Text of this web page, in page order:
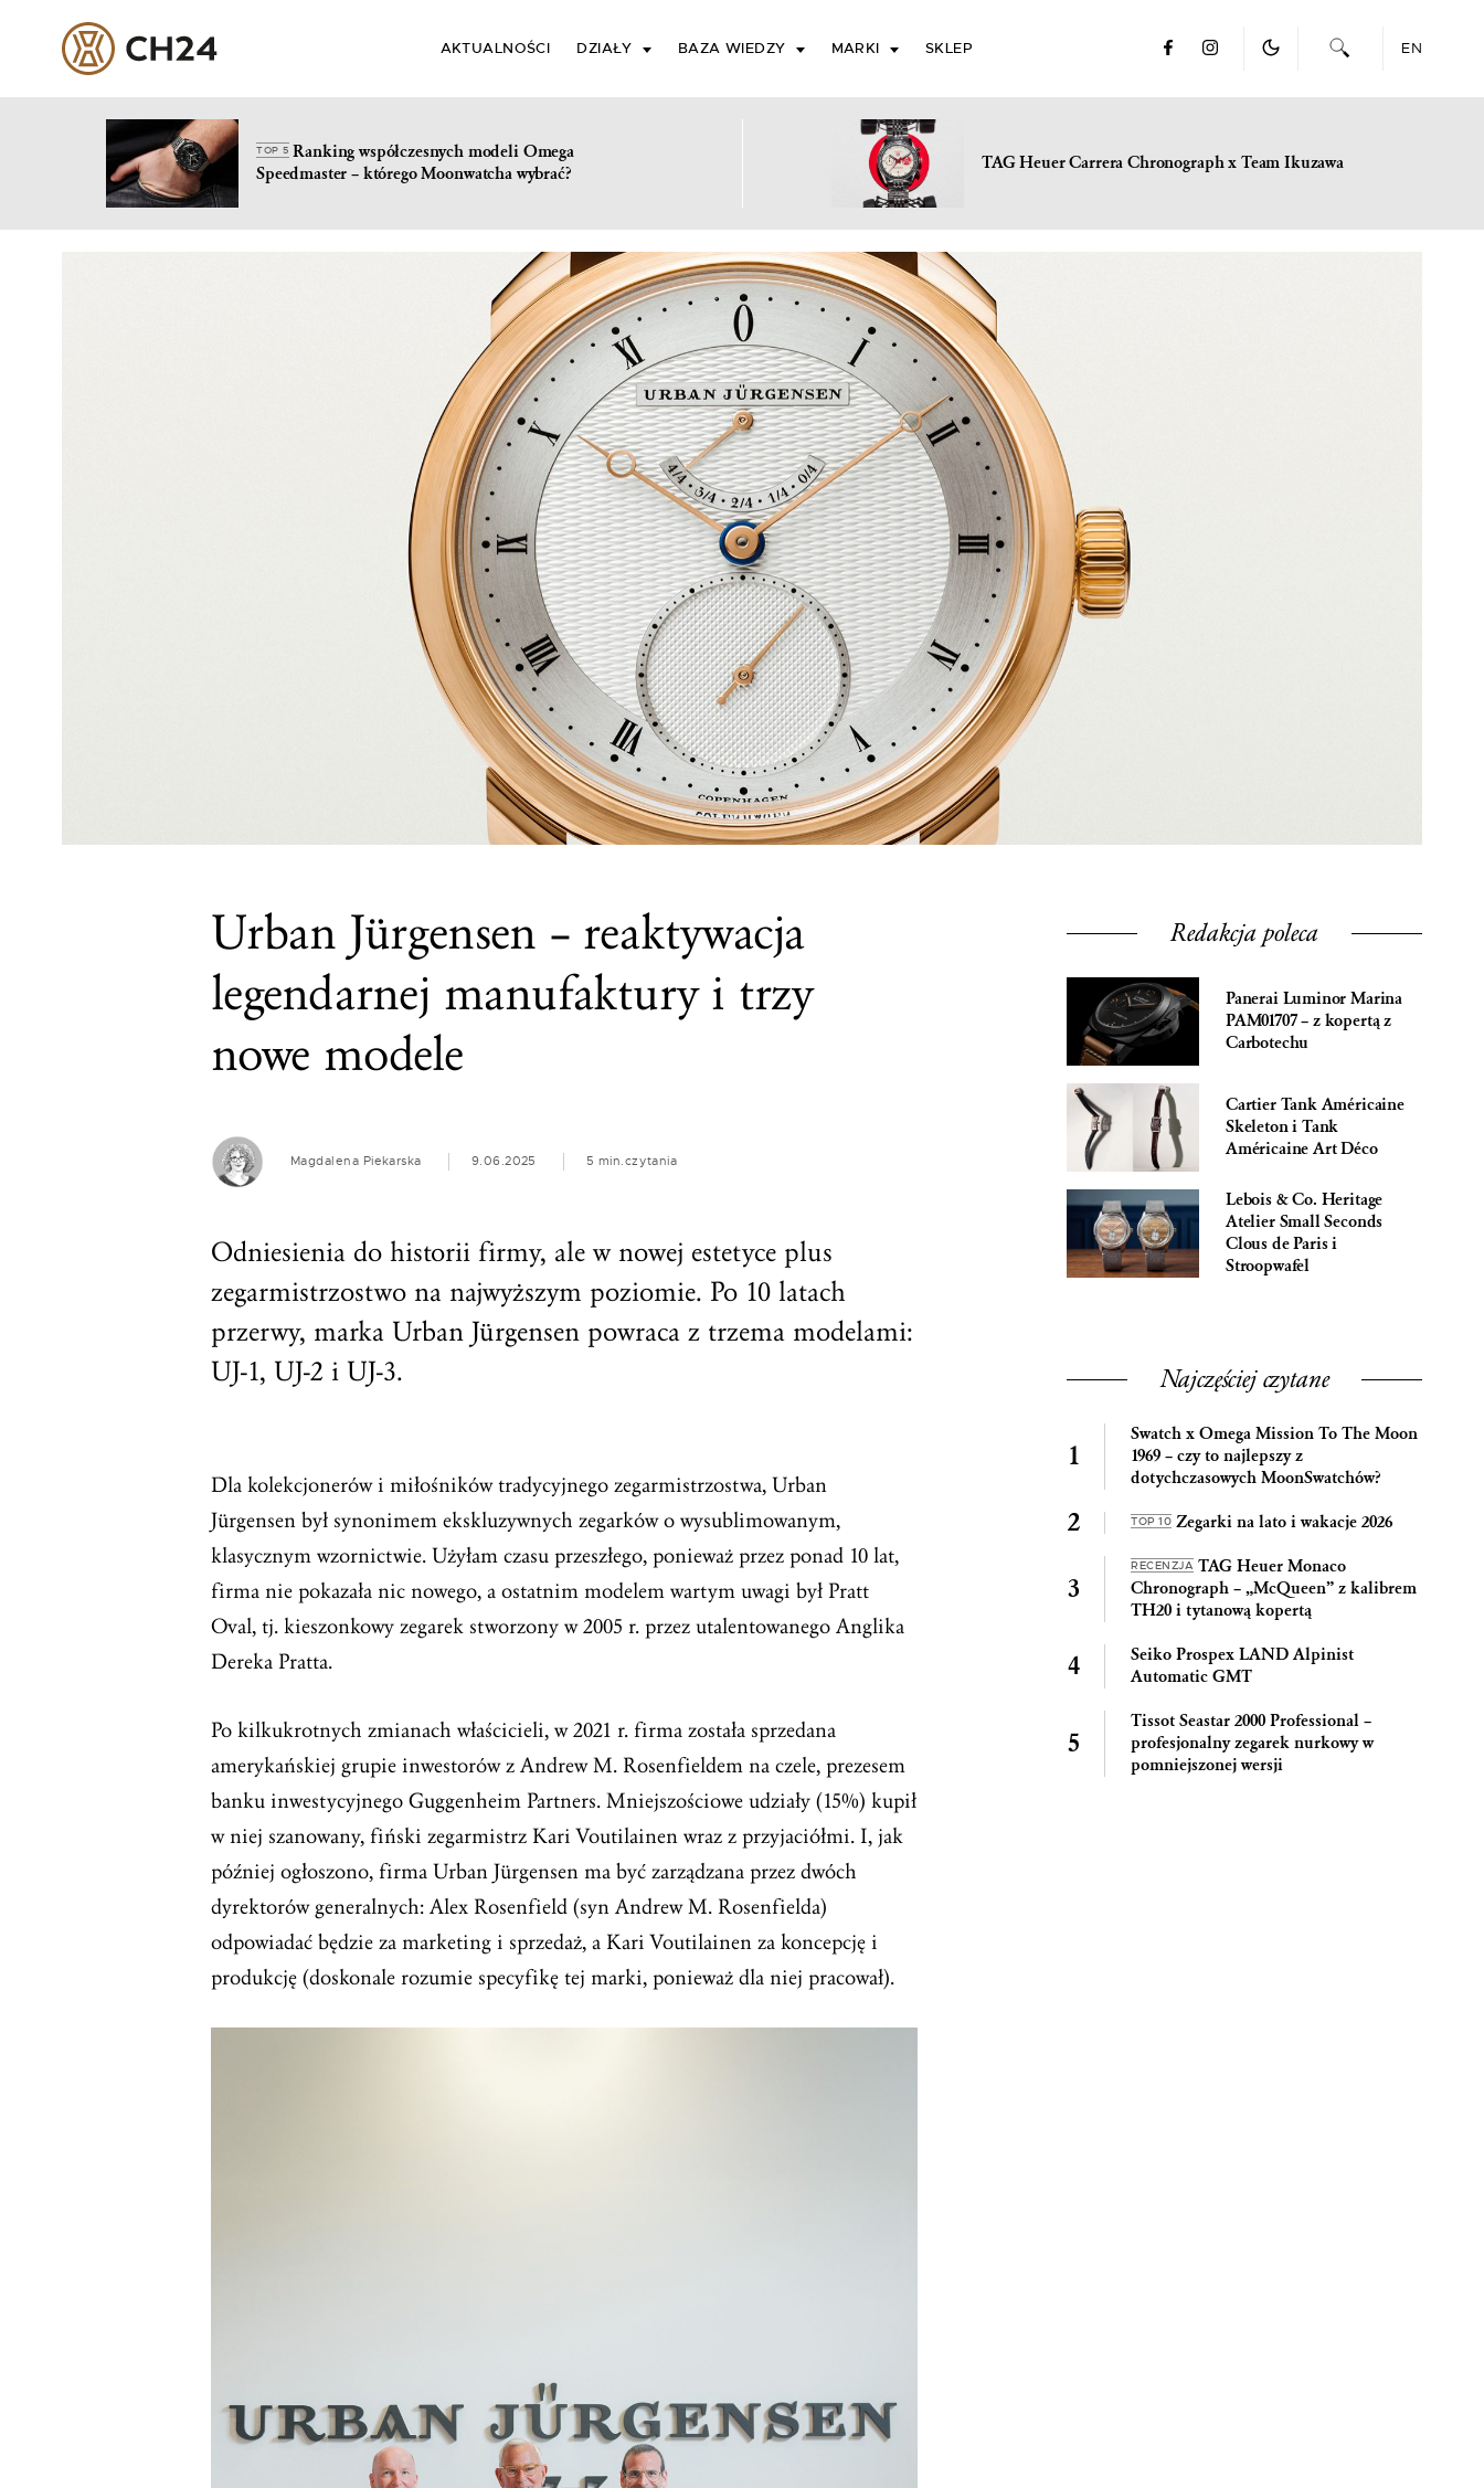
AKTUALNOŚCI DZIAŁY BAZA WIEDZY MARKI SKLEP EN
TOP 5Ranking współczesnych modeli Omega
Speedmaster – którego Moonwatcha wybrać?
TAG Heuer Carrera Chronograph x Team Ikuzawa
Urban Jürgensen – reaktywacja
legendarnej manufaktury i trzy
nowe modele
Magdalena Piekarska 9.06.2025 5 min.czytania
Odniesienia do historii firmy, ale w nowej estetyce plus
zegarmistrzostwo na najwyższym poziomie. Po 10 latach
przerwy, marka Urban Jürgensen powraca z trzema modelami:
UJ-1, UJ-2 i UJ-3.
Dla kolekcjonerów i miłośników tradycyjnego zegarmistrzostwa, Urban
Jürgensen był synonimem ekskluzywnych zegarków o wysublimowanym,
klasycznym wzornictwie. Użyłam czasu przeszłego, ponieważ przez ponad 10 lat,
firma nie pokazała nic nowego, a ostatnim modelem wartym uwagi był Pratt
Oval, tj. kieszonkowy zegarek stworzony w 2005 r. przez utalentowanego Anglika
Dereka Pratta.
Po kilkukrotnych zmianach właścicieli, w 2021 r. firma została sprzedana
amerykańskiej grupie inwestorów z Andrew M. Rosenfieldem na czele, prezesem
banku inwestycyjnego Guggenheim Partners. Mniejszościowe udziały (15%) kupił
w niej szanowany, fiński zegarmistrz Kari Voutilainen wraz z przyjaciółmi. I, jak
później ogłoszono, firma Urban Jürgensen ma być zarządzana przez dwóch
dyrektorów generalnych: Alex Rosenfield (syn Andrew M. Rosenfielda)
odpowiadać będzie za marketing i sprzedaż, a Kari Voutilainen za koncepcję i
produkcję (doskonale rozumie specyfikę tej marki, ponieważ dla niej pracował).
Redakcja poleca
Panerai Luminor Marina
PAM01707 – z kopertą z
Carbotechu
Cartier Tank Américaine
Skeleton i Tank
Américaine Art Déco
Lebois & Co. Heritage
Atelier Small Seconds
Clous de Paris i
Stroopwafel
Najczęściej czytane
Swatch x Omega Mission To The Moon
1969 – czy to najlepszy z
dotychczasowych MoonSwatchów?
TOP 10 Zegarki na lato i wakacje 2026
RECENZJA TAG Heuer Monaco
Chronograph – „McQueen” z kalibrem
TH20 i tytanową kopertą
Seiko Prospex LAND Alpinist
Automatic GMT
Tissot Seastar 2000 Professional –
profesjonalny zegarek nurkowy w
pomniejszonej wersji